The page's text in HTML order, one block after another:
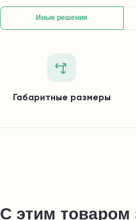
Иные решения
Габаритные размеры
С этим товаром